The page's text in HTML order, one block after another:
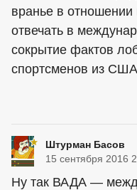
вранье в отношении
отвечать в
сокрытие фактов
спортсменов из
Штурман Басов
15 сентября 2016
Ну так ВАДА —